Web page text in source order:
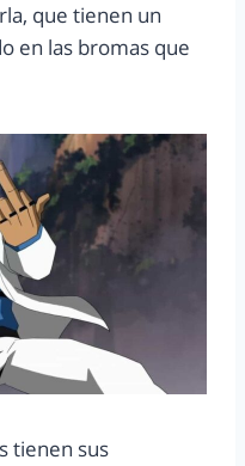
que tienen un
en las bromas que
tienen sus